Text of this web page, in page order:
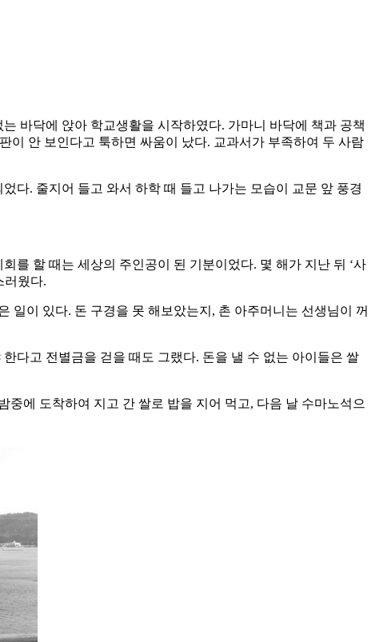
바닥에 앉아 학교생활을 시작하였다. 가마니 바닥에 책과 공책
이 안 보인다고 툭하면 싸움이 났다. 교과서가 부족하여 두 사람
다. 줄지어 들고 와서 하학 때 들고 나가는 모습이 교문 앞 풍경
를 할 때는 세상의 주인공이 된 기분이었다. 몇 해가 지난 뒤 ‘사
러웠다.
일이 있다. 돈 구경을 못 해보았는지, 촌 아주머니는 선생님이 꺼
다고 전별금을 걷을 때도 그랬다. 돈을 낼 수 없는 아이들은 쌀
에 도착하여 지고 간 쌀로 밥을 지어 먹고, 다음 날 수마노석으